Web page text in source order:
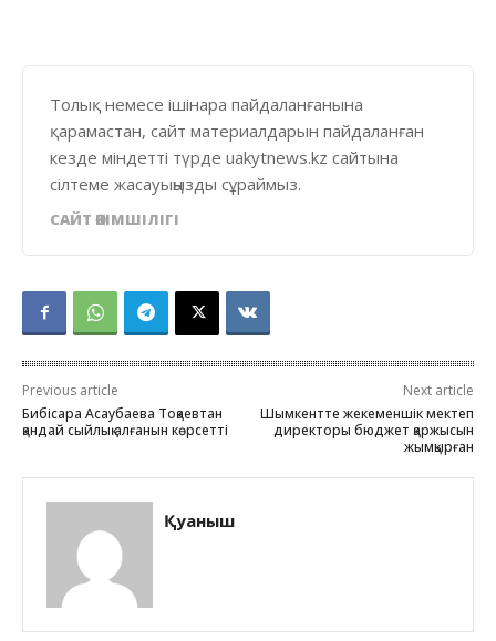
Толық немесе ішінара пайдаланғанына
қарамастан, сайт материалдарын пайдаланған
кезде міндетті түрде uakytnews.kz сайтына
сілтеме жасауыңызды сұраймыз.
САЙТ ӘКІМШІЛІГІ
Previous article
Бибісара Асаубаева Тоқаевтан
қандай сыйлық алғанын көрсетті
Next article
Шымкентте жекеменшік мектеп
директоры бюджет қаржысын
жымқырған
Қуаныш